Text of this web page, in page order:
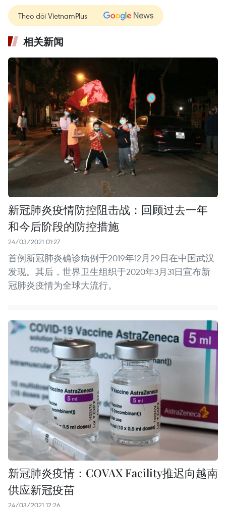
Theo dõi VietnamPlus
相关新闻
新冠肺炎疫情防控阻击战：回顾过去一年
和今后阶段的防控措施
24/03/2021 01:27
首例新冠肺炎确诊病例于2019年12月29日在中国武汉
发现。其后，世界卫生组织于2020年3月31日宣布新
冠肺炎疫情为全球大流行。
新冠肺炎疫情：COVAX Facility推迟向越南
供应新冠疫苗
24/03/2021 12:26